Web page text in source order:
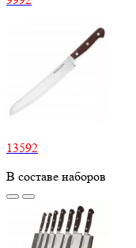
13592
В составе наборов